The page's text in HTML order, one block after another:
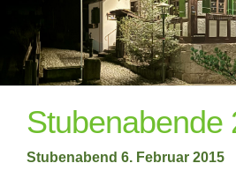
Stubenabende
Stubenabend 6. Februar 2015